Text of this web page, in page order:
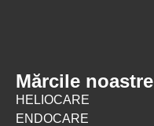
Mărcile noastre
HELIOCARE
ENDOCARE